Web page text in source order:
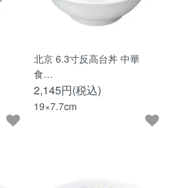
北京 6.3寸反高台丼 中華
食…
2,145円(税込)
19×7.7cm